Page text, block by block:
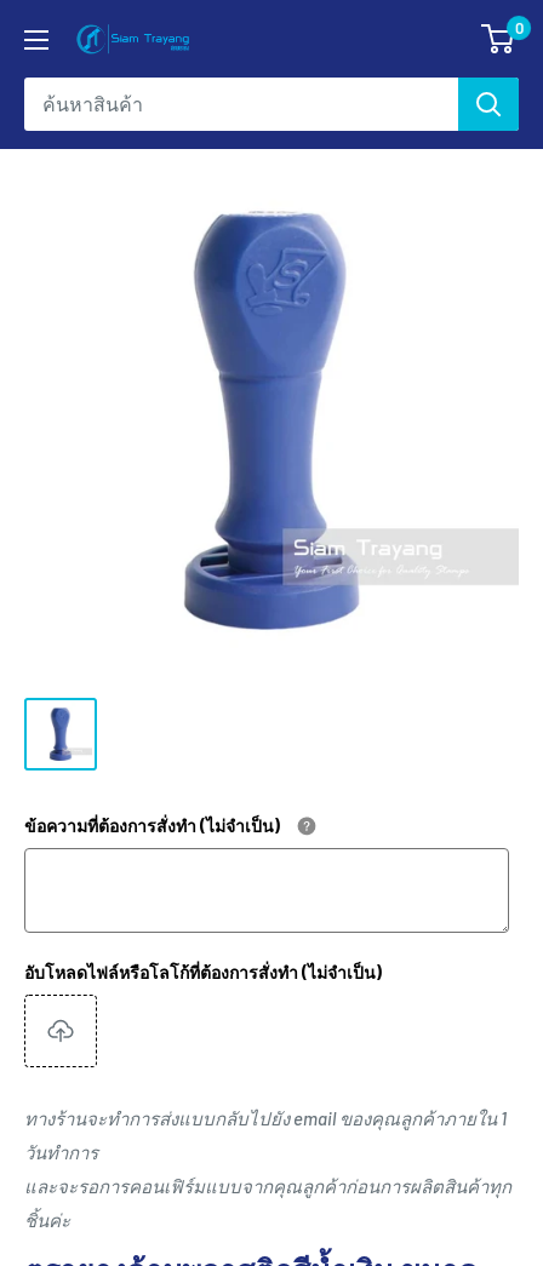
เนื้อหา
ข้อมูล
บริษัท
สยาม
0
ข้อความที่ต้องการสั่งทำ (ไม่จำเป็น)
อับโหลดไฟล์หรือโลโก้ที่ต้องการสั่งทำ (ไม่จำเป็น)
ทางร้านจะทำการส่งแบบกลับไปยัง email ของคุณลูกค้าภายใน 1
วันทำการ
และจะรอการคอนเฟิร์มแบบจากคุณลูกค้าก่อนการผลิตสินค้าทุก
ชิ้นค่ะ